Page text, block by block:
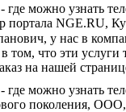
где можно узнать
портала NGE.RU,
у нас в
том, что эти
на нашей
где можно узнать
поколения,